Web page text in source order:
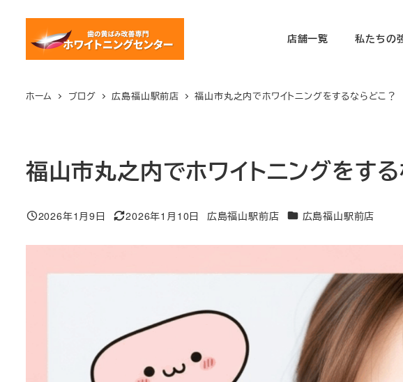
店舗一覧 私たちの
ホーム ブログ 広島福山駅前店 福山市丸之内でホワイトニングをするならどこ？
福山市丸之内でホワイトニングをす
投稿日
2026年1月9日
更新日
2026年1月10日
著
広島福山駅前店 カテゴリー
広島福山駅前店